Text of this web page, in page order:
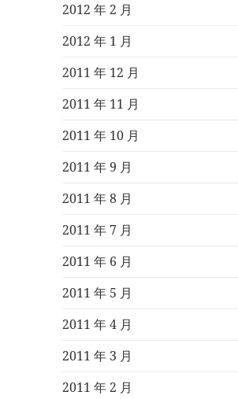
2012 年 2 月
2012 年 1 月
2011 年 12 月
2011 年 11 月
2011 年 10 月
2011 年 9 月
2011 年 8 月
2011 年 7 月
2011 年 6 月
2011 年 5 月
2011 年 4 月
2011 年 3 月
2011 年 2 月